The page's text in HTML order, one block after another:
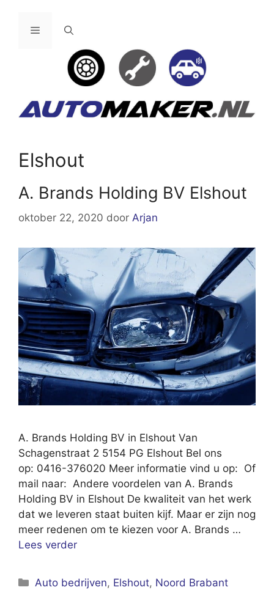
Menu
Elshout
A. Brands Holding BV Elshout
oktober 22, 2020 door Arjan
A. Brands Holding BV in Elshout Van
Schagenstraat 2 5154 PG Elshout Bel ons
op: 0416-376020 Meer informatie vind u op: Of
mail naar: Andere voordelen van A. Brands
Holding BV in Elshout De kwaliteit van het werk
dat we leveren staat buiten kijf. Maar er zijn nog
meer redenen om te kiezen voor A. Brands …
Lees verder
Categorieën
Auto bedrijven, Elshout, Noord Brabant